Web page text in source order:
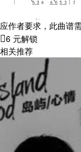
应作者要求，此曲谱
6 元解锁
相关推荐